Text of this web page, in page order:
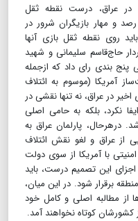
در عراق، درست نقطه ثقل
و مهار بازیگران شرور در
روی نقطه ثقل بازی آنها
حاج‌قاسم سلیمانی و شهید
پنج‌ بندی رای داد که ازجمله
آمریکا (موسوم به ائتلاف
در عراق، نه تنها نقشی در
نکرد، بلکه به حامی اصلی
درهرحال، پارلمان عراق به
از عراق و لغو نقش ائتلاف
با آمریکا از سوی دولت
این تصمیم درست، باید
برقرار شود. در این میان،
از مطالبه اصلی و کامل خود
کوتاه نخواهند آمد.